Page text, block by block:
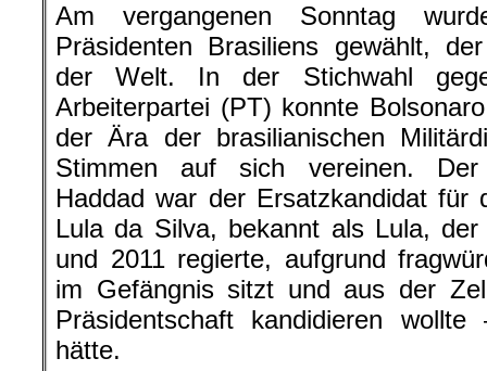
Am vergangenen Sonntag
Präsidenten Brasiliens gewählt,
der Welt. In der Stichwahl
Arbeiterpartei (PT) konnte
der Ära der brasilianischen
Stimmen auf sich vereinen. Der
Haddad war der Ersatzkandidat für
Lula da Silva, bekannt als Lula,
und 2011 regierte, aufgrund
im Gefängnis sitzt und aus der
Präsidentschaft kandidieren
hätte.